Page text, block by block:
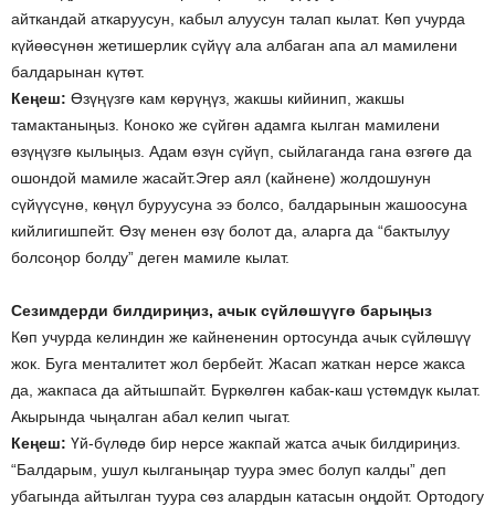
айткандай аткаруусун, кабыл алуусун талап кылат. Көп учурда
күйөөсүнөн жетишерлик сүйүү ала албаган апа ал мамилени
балдарынан күтөт.
Кеңеш: Өзүңүзгө кам көрүңүз, жакшы кийинип, жакшы
тамактаныңыз. Коноко же сүйгөн адамга кылган мамилени
өзүңүзгө кылыңыз. Адам өзүн сүйүп, сыйлаганда гана өзгөгө да
ошондой мамиле жасайт.Эгер аял (кайнене) жолдошунун
сүйүүсүнө, көңүл буруусуна ээ болсо, балдарынын жашоосуна
кийлигишпейт. Өзү менен өзү болот да, аларга да “бактылуу
болсоңор болду” деген мамиле кылат.
Сезимдерди билдириңиз, ачык сүйлөшүүгө барыңыз
Көп учурда келиндин же кайнененин ортосунда ачык сүйлөшүү
жок. Буга менталитет жол бербейт. Жасап жаткан нерсе жакса
да, жакпаса да айтышпайт. Бүркөлгөн кабак-каш үстөмдүк кылат.
Акырында чыңалган абал келип чыгат.
Кеңеш: Үй-бүлөдө бир нерсе жакпай жатса ачык билдириңиз.
“Балдарым, ушул кылганыңар туура эмес болуп калды” деп
убагында айтылган туура сөз алардын катасын оңдойт. Ортодогу